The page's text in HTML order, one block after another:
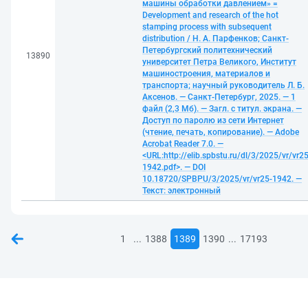
13890
машины обработки давлением» =
Development and research of the hot
stamping process with subsequent
distribution / Н. А. Парфенков; Санкт-
Петербургский политехнический
университет Петра Великого, Институт
машиностроения, материалов и
транспорта; научный руководитель Л. Б.
Аксенов. — Санкт-Петербург, 2025. — 1
файл (2,3 Мб). — Загл. с титул. экрана. —
Доступ по паролю из сети Интернет
(чтение, печать, копирование). — Adobe
Acrobat Reader 7.0. —
<URL:http://elib.spbstu.ru/dl/3/2025/vr/
1942.pdf>. — DOI
10.18720/SPBPU/3/2025/vr/vr25-1942. —
Текст: электронный
1 ... 1388 1389 1390 ... 17193